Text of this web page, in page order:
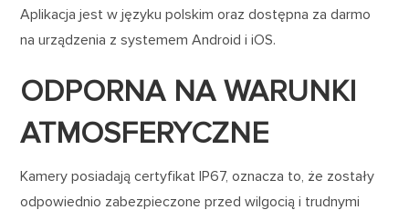
Aplikacja jest w języku polskim oraz dostępna za darmo
na urządzenia z systemem Android i iOS.
ODPORNA NA WARUNKI
ATMOSFERYCZNE
Kamery posiadają certyfikat IP67, oznacza to, że zostały
odpowiednio zabezpieczone przed wilgocią i trudnymi